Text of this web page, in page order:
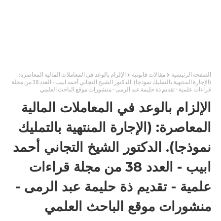
الصفحة الرئيسية مقالات قانونية
الإلزام بالوعد في المعاملات المالية المعاصرة:
(الإجارة المنتهية بالتمليك نموذجا). الدكتور الشيخ التجاني أحمد ابيب - العدد 38 من مجلة
قراءات علمية - تقديم ذة حليمة عبد الرمى - منشورات موقع الباحث العلمي
الإلزام بالوعد في المعاملات المالية
المعاصرة: (الإجارة المنتهية بالتمليك
نموذجا). الدكتور الشيخ التجاني أحمد
ابيب - العدد 38 من مجلة قراءات
علمية - تقديم ذة حليمة عبد الرمى -
منشورات موقع الباحث العلمي